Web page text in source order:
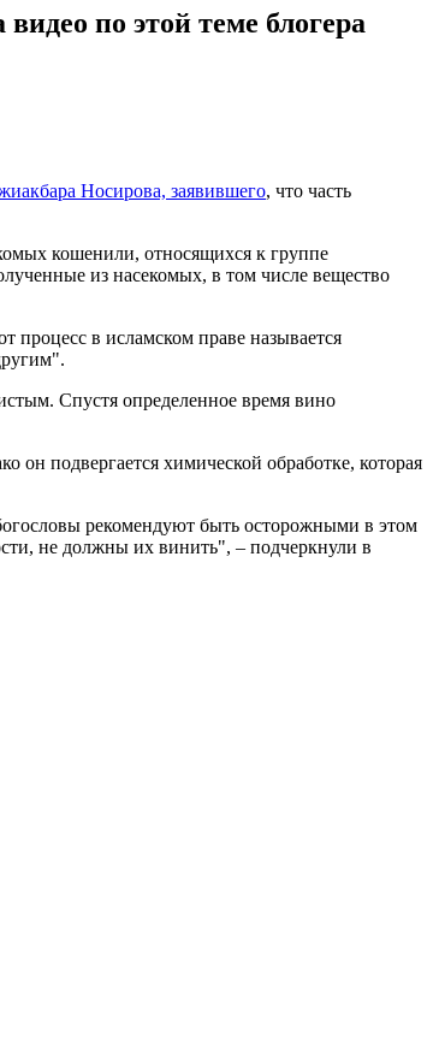
по этой теме блогера
Носирова, заявившего, что часть
кошенили, относящихся к группе
из насекомых, в том числе вещество
в исламском праве называется
Спустя определенное время вино
подвергается химической обработке, которая
рекомендуют быть осторожными в этом
не должны их винить", – подчеркнули в